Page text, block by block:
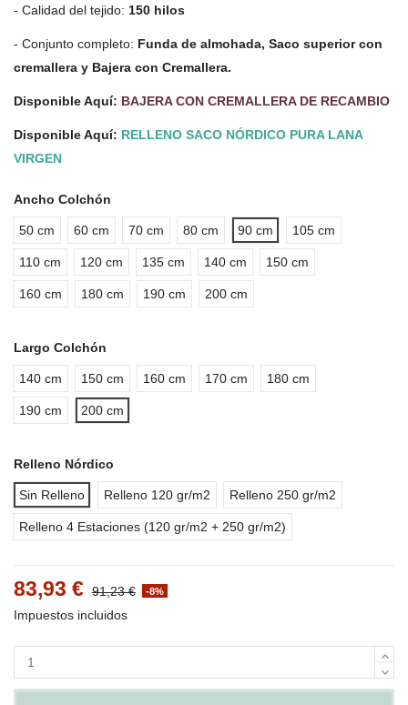
- Calidad del tejido: 150 hilos
- Conjunto completo: Funda de almohada, Saco superior con
cremallera y Bajera con Cremallera.
Disponible Aquí: BAJERA CON CREMALLERA DE RECAMBIO
Disponible Aquí: RELLENO SACO NÓRDICO PURA LANA
VIRGEN
Ancho Colchón
50 cm 60 cm 70 cm 80 cm 90 cm 105 cm
110 cm 120 cm 135 cm 140 cm 150 cm
160 cm 180 cm 190 cm 200 cm
Largo Colchón
140 cm 150 cm 160 cm 170 cm 180 cm
190 cm 200 cm
Relleno Nórdico
Sin Relleno Relleno 120 gr/m2 Relleno 250 gr/m2
Relleno 4 Estaciones (120 gr/m2 + 250 gr/m2)
83,93 € 91,23 € -8%
Impuestos incluidos